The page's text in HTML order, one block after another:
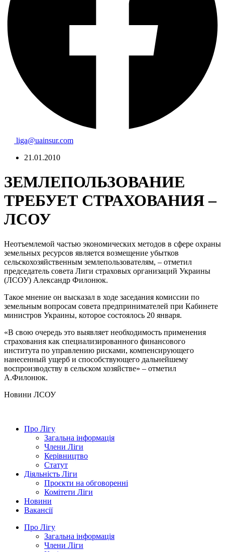
liga@uainsur.com
21.01.2010
ЗЕМЛЕПОЛЬЗОВАНИЕ
ТРЕБУЕТ СТРАХОВАНИЯ –
ЛСОУ
Неотъемлемой частью экономических методов в сфере охраны
земельных ресурсов является возмещение убытков
сельскохозяйственным землепользователям, – отметил
председатель совета Лиги страховых организаций Украины
(ЛСОУ) Александр Филонюк.
Такое мнение он высказал в ходе заседания комиссии по
земельным вопросам совета предпринимателей при Кабинете
министров Украины, которое состоялось 20 января.
«В свою очередь это выявляет необходимость применения
страхования как специализированного финансового
института по управлению рисками, компенсирующего
нанесенный ущерб и способствующего дальнейшему
воспроизводству в сельском хозяйстве» – отметил
А.Филонюк.
Hовини ЛСОУ
Про Лігу
Загальна інформація
Члени Ліги
Керівництво
Статут
Діяльність Ліги
Проєкти на обговоренні
Комітети Ліги
Новини
Вакансії
Про Лігу
Загальна інформація
Члени Ліги